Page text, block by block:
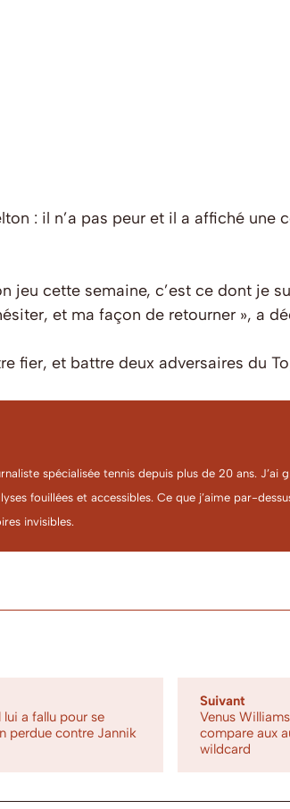
: il n’a pas peur et il a affiché
jeu cette semaine, c’est ce dont je
et ma façon de retourner », a
fier, et battre deux adversaires du
spécialisée tennis depuis plus de 20 ans.
fouillées et accessibles. Ce que j’aime par-
invisibles.
lui a fallu pour se
perdue contre Jannik
Suivant
Venus
compare aux
wildcard